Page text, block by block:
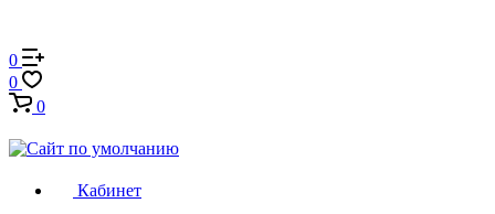
0
0
0
Кабинет